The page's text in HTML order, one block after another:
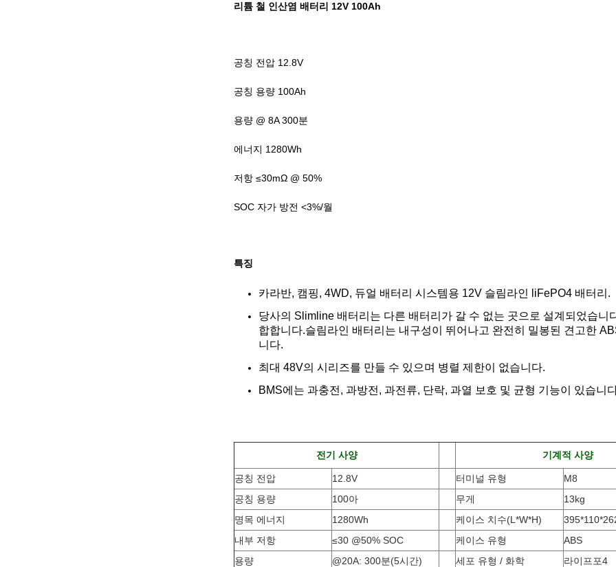
리튬 철 인산염 배터리 12V 100Ah
공칭 전압 12.8V
공칭 용량 100Ah
용량 @ 8A 300분
에너지 1280Wh
저항 ≤30mΩ @ 50%
SOC 자가 방전 <3%/월
특징
카라반, 캠핑, 4WD, 듀얼 배터리 시스템용 12V 슬림라인 liFePO4 배터리.
당사의 Slimline 배터리는 다른 배터리가 갈 수 없는 곳으로 설계되었습
합합니다.슬림라인 배터리는 내구성이 뛰어나고 완전히 밀봉된 견고한
니다.
최대 48V의 시리즈를 만들 수 있으며 병렬 제한이 없습니다.
BMS에는 과충전, 과방전, 과전류, 단락, 과열 보호 및 균형 기능이 있습니
전기 사양 기계적 사양
공칭 전압 12.8V 터미널 유형
M8
공칭 용량
100아 무게
13kg
명목 에너지
1280Wh 케이스 치수(L*W*H)
내부 저항
≤30 @50% SOC 케이스 유형
ABS
용량
@20A: 300분(5시간) 세포 유형 / 화학
라이프포4